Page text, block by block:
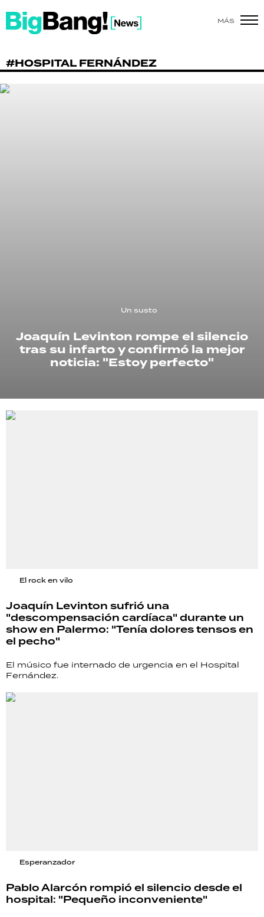
MÁS
#HOSPITAL FERNÁNDEZ
Un susto
Joaquín Levinton rompe el silencio
tras su infarto y confirmó la mejor
noticia: "Estoy perfecto"
El rock en vilo
Joaquín Levinton sufrió una
"descompensación cardíaca" durante un
show en Palermo: "Tenía dolores tensos en
el pecho"
El músico fue internado de urgencia en el Hospital
Fernández.
Esperanzador
Pablo Alarcón rompió el silencio desde el
hospital: "Pequeño inconveniente"
SHOW
POLÍTICA
RECETAS
PALABRAS